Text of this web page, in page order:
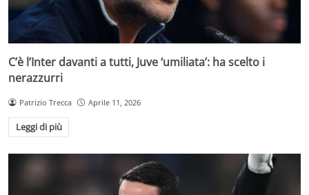
C’è l’Inter davanti a tutti, Juve ‘umiliata’: ha scelto i
nerazzurri
Patrizio Trecca Aprile 11, 2026
Leggi di più